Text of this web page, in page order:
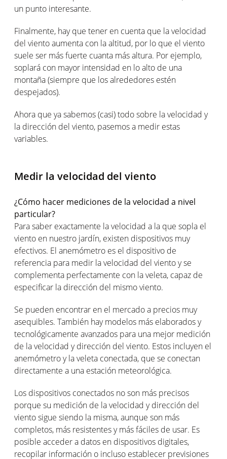
un punto interesante.
Finalmente, hay que tener en cuenta que la velocidad
del viento aumenta con la altitud, por lo que el viento
suele ser más fuerte cuanta más altura. Por ejemplo,
soplará con mayor intensidad en lo alto de una
montaña (siempre que los alrededores estén
despejados).
Ahora que ya sabemos (casi) todo sobre la velocidad y
la dirección del viento, pasemos a medir estas
variables.
Medir la velocidad del viento
¿Cómo hacer mediciones de la velocidad a nivel
particular?
Para saber exactamente la velocidad a la que sopla el
viento en nuestro jardín, existen dispositivos muy
efectivos. El anemómetro es el dispositivo de
referencia para medir la velocidad del viento y se
complementa perfectamente con la veleta, capaz de
especificar la dirección del mismo viento.
Se pueden encontrar en el mercado a precios muy
asequibles. También hay modelos más elaborados y
tecnológicamente avanzados para una mejor medición
de la velocidad y dirección del viento. Estos incluyen el
anemómetro y la veleta conectada, que se conectan
directamente a una estación meteorológica.
Los dispositivos conectados no son más precisos
porque su medición de la velocidad y dirección del
viento sigue siendo la misma, aunque son más
completos, más resistentes y más fáciles de usar. Es
posible acceder a datos en dispositivos digitales,
recopilar información o incluso establecer previsiones